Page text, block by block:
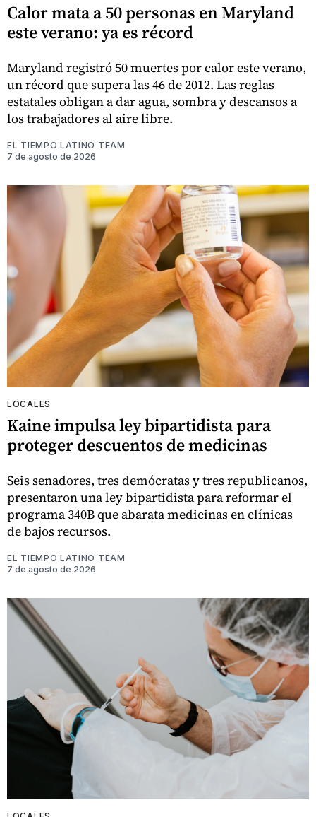
Calor mata a 50 personas en Maryland
este verano: ya es récord
Maryland registró 50 muertes por calor este verano,
un récord que supera las 46 de 2012. Las reglas
estatales obligan a dar agua, sombra y descansos a
los trabajadores al aire libre.
EL TIEMPO LATINO TEAM
7 de agosto de 2026
LOCALES
Kaine impulsa ley bipartidista para
proteger descuentos de medicinas
Seis senadores, tres demócratas y tres republicanos,
presentaron una ley bipartidista para reformar el
programa 340B que abarata medicinas en clínicas
de bajos recursos.
EL TIEMPO LATINO TEAM
7 de agosto de 2026